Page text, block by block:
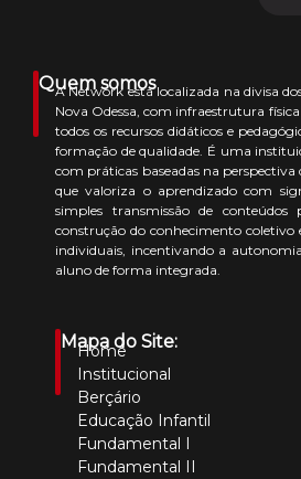
Quem somos
A Network está localizada na divisa
Nova Odessa, com infraestrutura
todos os recursos didáticos e
formação de qualidade. É uma
com práticas baseadas na perspectiva
que valoriza o aprendizado com
simples transmissão de conteúdos
construção do conhecimento coletivo
individuais, incentivando a
aluno de forma integrada.
Mapa do Site:
Home
Institucional
Berçário
Educação Infantil
Fundamental I
Fundamental II